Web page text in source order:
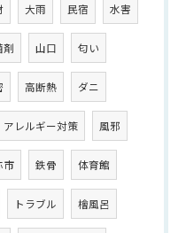
大雨 民宿 水害
剤 山口 匂い
高断熱 ダニ
アレルギー対策 風邪
市 鉄骨 体育館
トラブル 檜風呂